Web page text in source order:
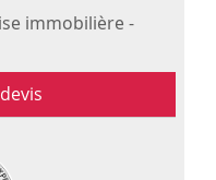
immobilière -